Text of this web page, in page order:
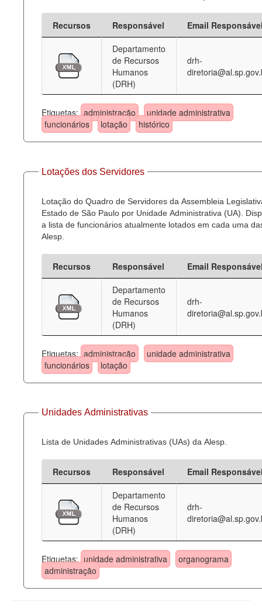
Recursos Responsável
Email
Departamento
de Recursos
Humanos
(DRH)
drh-
Etiquetas: administração
unidade administrativa
funcionários
lotação histórico
Lotações dos Servidores
Lotação do Quadro de Servidores da Assembleia
Estado de São Paulo por Unidade Administrativa (UA).
a lista de funcionários atualmente lotados em cada uma
Alesp.
Recursos Responsável
Email
Departamento
de Recursos
Humanos
(DRH)
drh-
Etiquetas: administração
unidade administrativa
funcionários
lotação
Unidades Administrativas
Lista de Unidades Administrativas (UAs) da Alesp.
Recursos Responsável
Email
Departamento
de Recursos
Humanos
(DRH)
drh-
Etiquetas: unidade administrativa
organograma
administração